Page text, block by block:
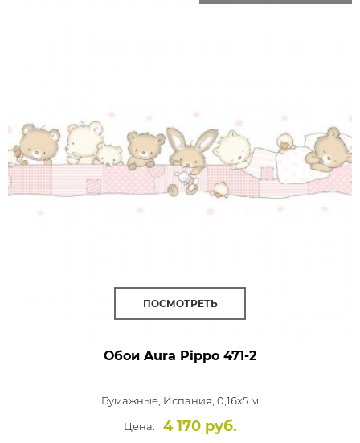
ПОСМОТРЕТЬ
Обои Aura Pippo 471-2
Бумажные, Испания, 0,16x5 м
Цена:
4 170 руб.